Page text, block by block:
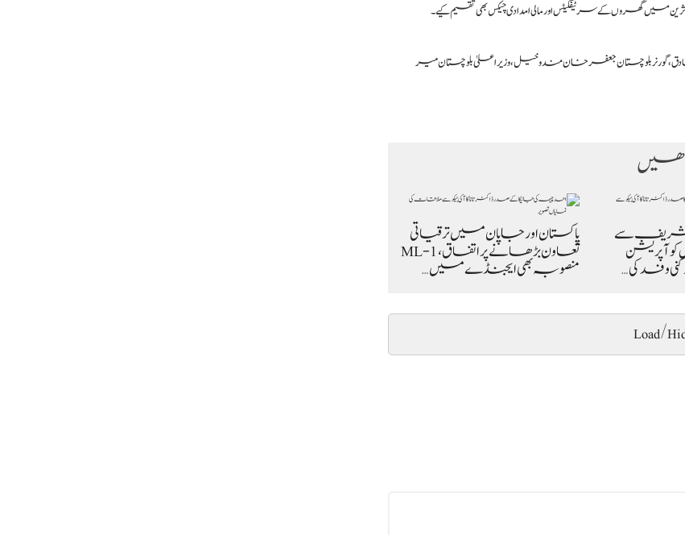
گھروں کے سرٹیفکیٹس اور مالی امدادی چیکس بھی تقسیم کیے۔
گورنر بلوچستان جعفر خان مندوخیل، وزیراعلیٰ بلوچستان میر
پاکستان اور جاپان میں ترقیاتی
تعاون بڑھانے پر اتفاق، ML-1
منصوبہ بھی ایجنڈے میں…
شریف سے
Load/